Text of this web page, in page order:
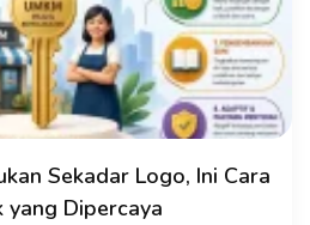
Sekadar Logo, Ini Cara
yang Dipercaya